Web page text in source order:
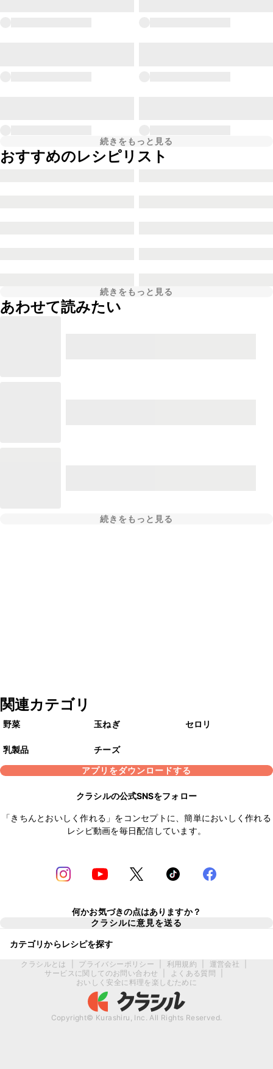
続きをもっと見る
おすすめのレシピリスト
続きをもっと見る
あわせて読みたい
続きをもっと見る
関連カテゴリ
野菜 玉ねぎ セロリ
乳製品
チーズ
アプリをダウンロードする
クラシルの公式SNSをフォロー
「きちんとおいしく作れる」をコンセプトに、簡単においしく作れる
レシピ動画を毎日配信しています。
何かお気づきの点はありますか？
クラシルに意見を送る
カテゴリからレシピを探す
クラシルとは プライバシーポリシー 利用規約 運営会社
サービスに関してのお問い合わせ
よくある質問
おいしく安全に料理を楽しむために
Copyright© Kurashiru, Inc. All Rights Reserved.